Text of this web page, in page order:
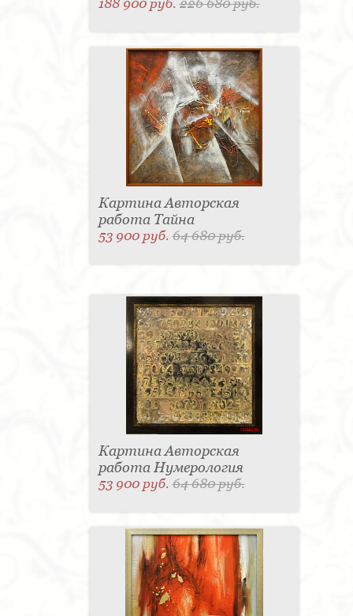
188 900 руб.226 680 руб.
Картина Авторская
работа Тайна
53 900 руб.64 680 руб.
Картина Авторская
работа Нумерология
53 900 руб.64 680 руб.